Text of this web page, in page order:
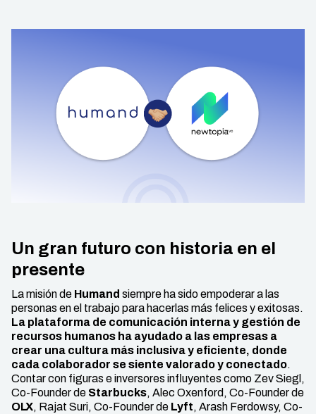
Un gran futuro con historia en el
presente
La misión de Humand siempre ha sido empoderar a las
personas en el trabajo para hacerlas más felices y exitosas.
La plataforma de comunicación interna y gestión de
recursos humanos ha ayudado a las empresas a
crear una cultura más inclusiva y eficiente, donde
cada colaborador se siente valorado y conectado.
Contar con figuras e inversores influyentes como Zev Siegl,
Co-Founder de Starbucks, Alec Oxenford, Co-Founder de
OLX, Rajat Suri, Co-Founder de Lyft, Arash Ferdowsy, Co-